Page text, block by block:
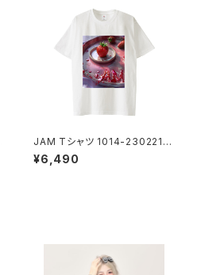
JAM Tシャツ 1014-2302212
25
¥6,490